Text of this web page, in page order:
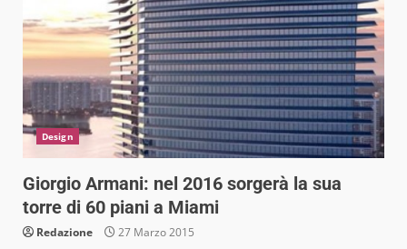
Design
Giorgio Armani: nel 2016 sorgerà la sua
torre di 60 piani a Miami
Redazione 27 Marzo 2015